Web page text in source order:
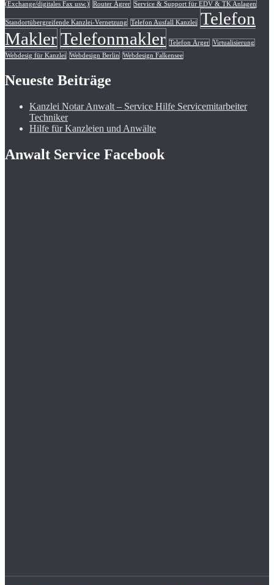
(Exchange/digitales Fax usw.) Router Ägrer Service & Support für EDV & TK Anlagen
Standortübergreifende Kanzlei-Vernetzung Telefon Ausfall Kanzlei
Telefon
MaklerTelefonmakler Telefon Ärger Virtualisierung
Webdesig für Kanzlei
Webdesign Berlin Webdesign Falkensee
Neueste Beiträge
Kanzlei Notar Anwalt – Service Hilfe Servicemitarbeiter
Techniker
Hilfe für Kanzleien und Anwälte
Anwalt Service Facebook